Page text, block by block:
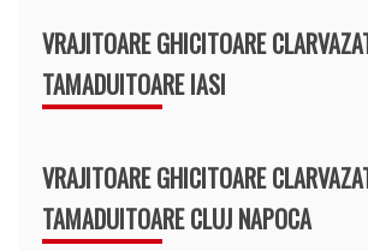
VRAJITOARE GHICITOARE
TAMADUITOARE IASI
VRAJITOARE GHICITOARE
TAMADUITOARE CLUJ NAPOCA